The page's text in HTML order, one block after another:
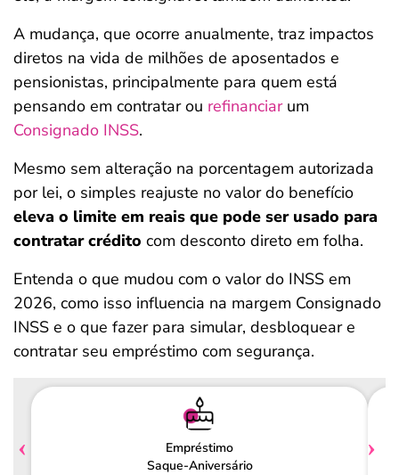
A mudança, que ocorre anualmente, traz impactos
diretos na vida de milhões de aposentados e
pensionistas, principalmente para quem está
pensando em contratar ou refinanciarum
Consignado INSS.
Mesmo sem alteração na porcentagem autorizada
por lei, o simples reajuste no valor do benefício
eleva o limite em reais que pode ser usado para
contratar crédito com desconto direto em folha.
Entenda o que mudou com o valor do INSS em
2026, como isso influencia na margem Consignado
INSS e o que fazer para simular, desbloquear e
contratar seu empréstimo com segurança.
Empréstimo
Saque-Aniversário